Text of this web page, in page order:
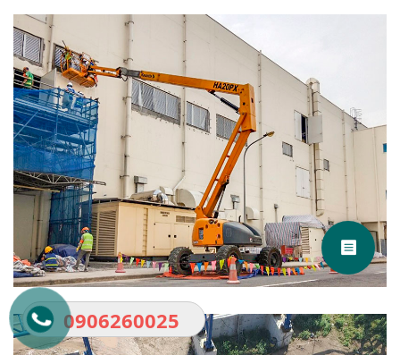
0906260025